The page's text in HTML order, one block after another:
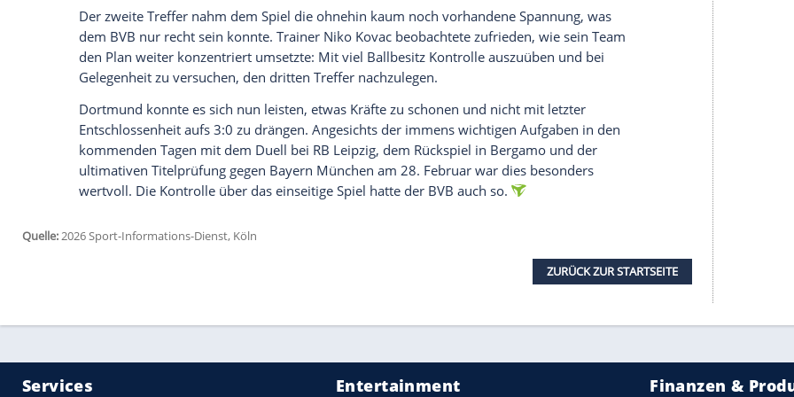
Bayern München kommen. Auch der FC Arsenal ist ein potenzieller Gegner - und ein
heißer Titelanwärter.
Atalanta hingegen war keine allzu schwierige Prüfung. Noch ehe die Abwehr mit dem
jungen Startelfdebütanten Luca Reggiani erstmals geprüft wurde, stand es bereits 1:0.
Guirassy, der erst wochenlang außer Form war und nun wieder in Serie trifft, war wie
zuletzt in der Bundesliga per Kopf erfolgreich.
Der Treffer gab dem BVB Sicherheit, die sehr zögerlichen Gäste machten es der
Dortmunder Defensive aber auch sehr leicht. In dieser fehlten Nico Schlotterbeck, Niklas
Süle, Emre Can und Filippo Mane - so musste der erst 18 Jahre alte Reggiani in der
Dreierkette mit Waldemar Anton und Ramy Bensebaini ran. Der Italiener sah bereits in der
hätte mehr aus seiner Überlegenheit machen können, jubelte aber erst kurz vor Ende der